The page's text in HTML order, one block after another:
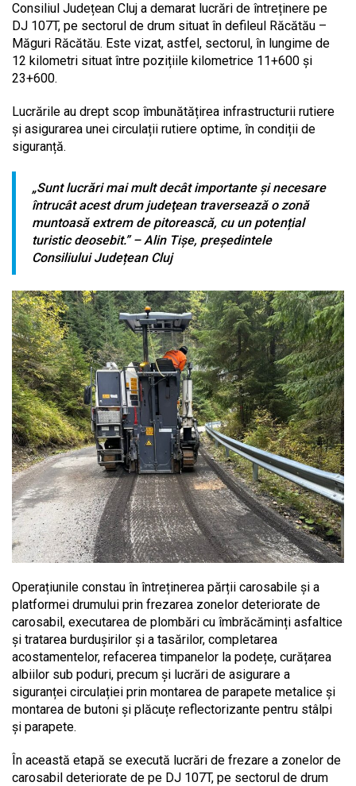
Consiliul Județean Cluj a demarat lucrări de întreținere pe
DJ 107T, pe sectorul de drum situat în defileul Răcătău –
Măguri Răcătău. Este vizat, astfel, sectorul, în lungime de
12 kilometri situat între pozițiile kilometrice 11+600 și
23+600.
Lucrările au drept scop îmbunătățirea infrastructurii rutiere
și asigurarea unei circulații rutiere optime, în condiții de
siguranță.
„Sunt lucrări mai mult decât importante și necesare
întrucât acest drum judeţean traversează o zonă
muntoasă extrem de pitorească, cu un potențial
turistic deosebit.” – Alin Tișe, președintele
Consiliului Județean Cluj
Operațiunile constau în întreținerea părții carosabile și a
platformei drumului prin frezarea zonelor deteriorate de
carosabil, executarea de plombări cu îmbrăcăminți asfaltice
și tratarea burdușirilor și a tasărilor, completarea
acostamentelor, refacerea timpanelor la podețe, curățarea
albiilor sub poduri, precum și lucrări de asigurare a
siguranței circulației prin montarea de parapete metalice și
montarea de butoni și plăcuțe reflectorizante pentru stâlpi
și parapete.
În această etapă se execută lucrări de frezare a zonelor de
carosabil deteriorate de pe DJ 107T, pe sectorul de drum